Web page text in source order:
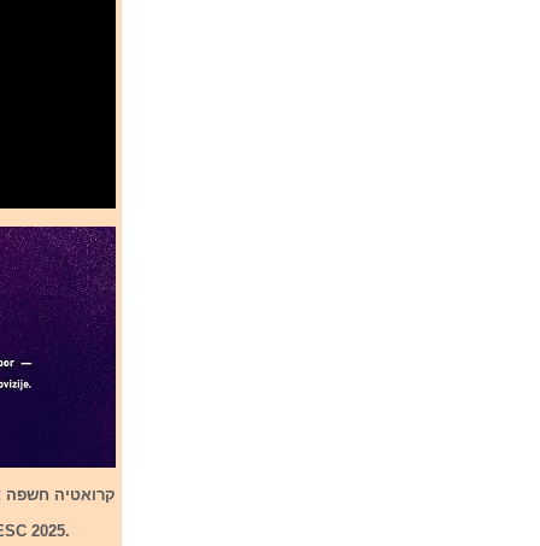
קרואטיה חשפה את 24 השירים המשתתפים בקדם שלה לתחרות
2025.